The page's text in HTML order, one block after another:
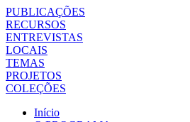
PUBLICAÇÕES
RECURSOS
ENTREVISTAS
LOCAIS
TEMAS
PROJETOS
COLEÇÕES
Início